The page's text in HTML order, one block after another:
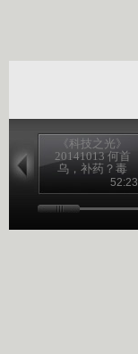
《科技之光》
20141013 何首
乌，补药？毒
52:23